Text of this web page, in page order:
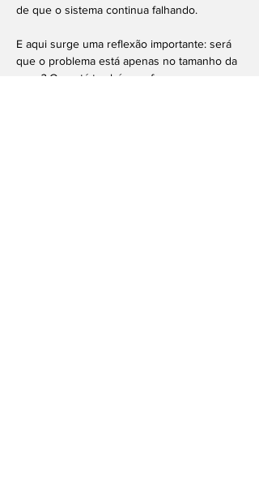
de que o sistema continua falhando.
E aqui surge uma reflexão importante: será
que o problema está apenas no tamanho da
pena? Ou está também na forma como os